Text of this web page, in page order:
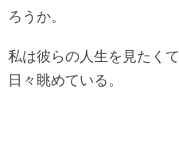
ろうか。
私は彼らの人生を見たく
日々眺めている。